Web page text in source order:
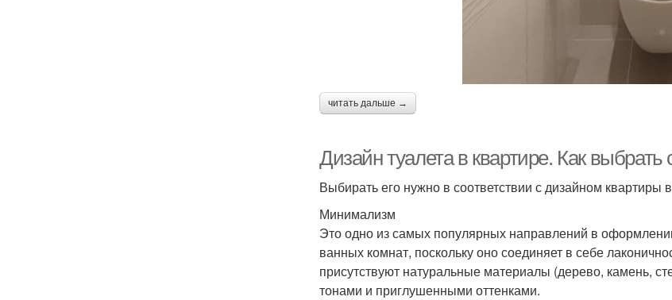
читать дальше →
Дизайн туалета в квартире. Как
Выбирать его нужно в соответствии с дизайном квартиры
Минимализм
Это одно из самых популярных направлений в
ванных комнат, поскольку оно соединяет в себе
присутствуют натуральные материалы (дерево, камень,
тонами и приглушенными оттенками.